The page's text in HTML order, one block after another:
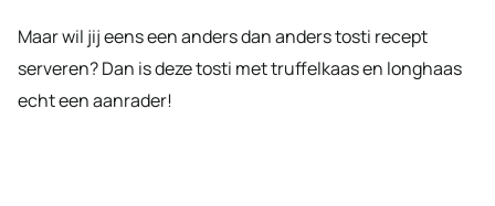
Maar wil jij eens een anders dan anders tosti recept
serveren? Dan is deze tosti met truffelkaas en longhaas
echt een aanrader!